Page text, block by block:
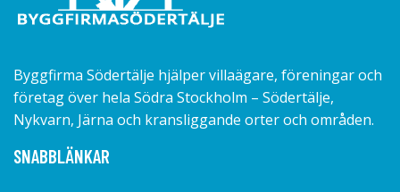
Byggfirma Södertälje hjälper villaägare, föreningar och
företag över hela Södra Stockholm – Södertälje,
Nykvarn, Järna och kransliggande orter och områden.
SNABBLÄNKAR